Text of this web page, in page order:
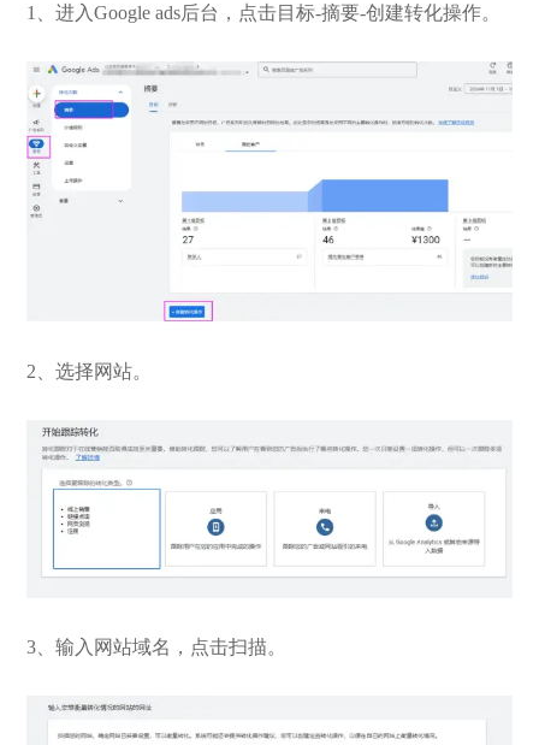
1、进入Google ads后台，点击目标-摘要-创建转化操作。
2、选择网站。
3、输入网站域名，点击扫描。